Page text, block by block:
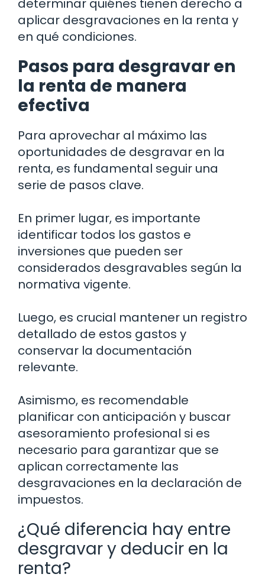
determinar quiénes tienen derecho a
aplicar desgravaciones en la renta y
en qué condiciones.
Pasos para desgravar en
la renta de manera
efectiva
Para aprovechar al máximo las
oportunidades de desgravar en la
renta, es fundamental seguir una
serie de pasos clave.
En primer lugar, es importante
identificar todos los gastos e
inversiones que pueden ser
considerados desgravables según la
normativa vigente.
Luego, es crucial mantener un registro
detallado de estos gastos y
conservar la documentación
relevante.
Asimismo, es recomendable
planificar con anticipación y buscar
asesoramiento profesional si es
necesario para garantizar que se
aplican correctamente las
desgravaciones en la declaración de
impuestos.
¿Qué diferencia hay entre
desgravar y deducir en la
renta?